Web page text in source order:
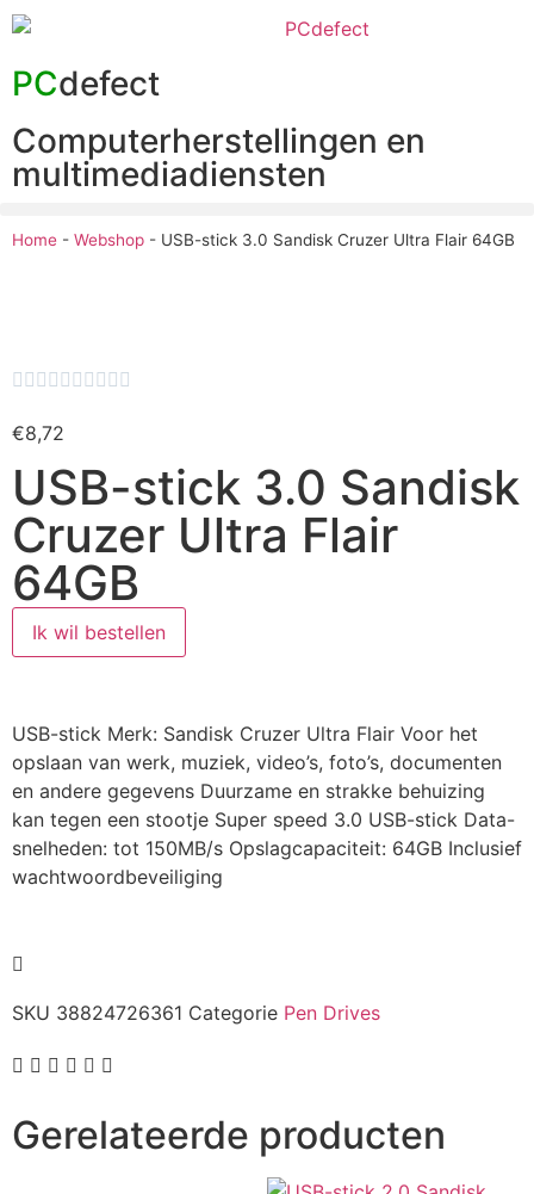
PCdefect
Computerherstellingen en
multimediadiensten
Home - Webshop - USB-stick 3.0 Sandisk Cruzer Ultra Flair 64GB
         
€8,72
USB-stick 3.0 Sandisk
Cruzer Ultra Flair
64GB
Ik wil bestellen
USB-stick Merk: Sandisk Cruzer Ultra Flair Voor het
opslaan van werk, muziek, video’s, foto’s, documenten
en andere gegevens Duurzame en strakke behuizing
kan tegen een stootje Super speed 3.0 USB-stick Data-
snelheden: tot 150MB/s Opslagcapaciteit: 64GB Inclusief
wachtwoordbeveiliging
SKU 38824726361 Categorie Pen Drives
Gerelateerde producten